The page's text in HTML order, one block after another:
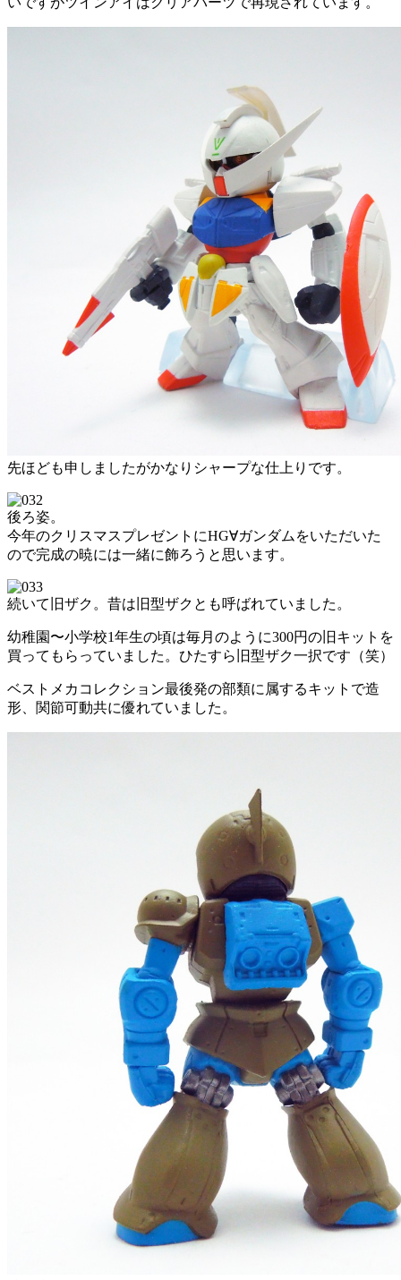
先ほども申しましたがかなりシャープな仕上りです。
後ろ姿。
今年のクリスマスプレゼントにHG∀ガンダムをいただいた
ので完成の暁には一緒に飾ろうと思います。
続いて旧ザク。昔は旧型ザクとも呼ばれていました。
幼稚園〜小学校1年生の頃は毎月のように300円の旧キットを
買ってもらっていました。ひたすら旧型ザク一択です（笑）
ベストメカコレクション最後発の部類に属するキットで造
形、関節可動共に優れていました。